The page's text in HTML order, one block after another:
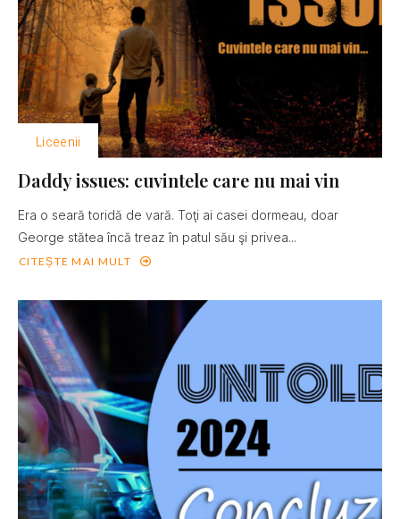
Liceenii
Daddy issues: cuvintele care nu mai vin
Era o seară toridă de vară. Toţi ai casei dormeau, doar
George stătea încă treaz în patul său şi privea...
CITEȘTE MAI MULT